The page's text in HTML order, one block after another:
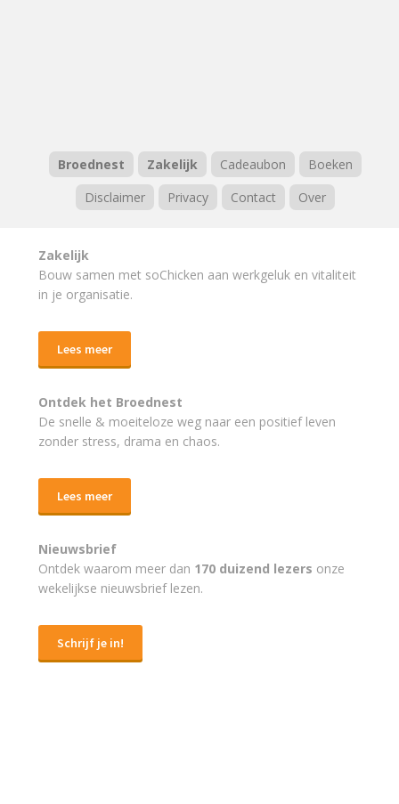
Broednest Zakelijk Cadeaubon
Boeken
Disclaimer
Privacy Contact Over
Zakelijk
Bouw samen met soChicken aan werkgeluk en vitaliteit
in je organisatie.
Lees meer
Ontdek het Broednest
De snelle & moeiteloze weg naar een positief leven
zonder stress, drama en chaos.
Lees meer
Nieuwsbrief
Ontdek waarom meer dan 170 duizend lezers onze
wekelijkse nieuwsbrief lezen.
Schrijf je in!